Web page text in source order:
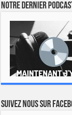
Notre dernier
Suivez nous sur